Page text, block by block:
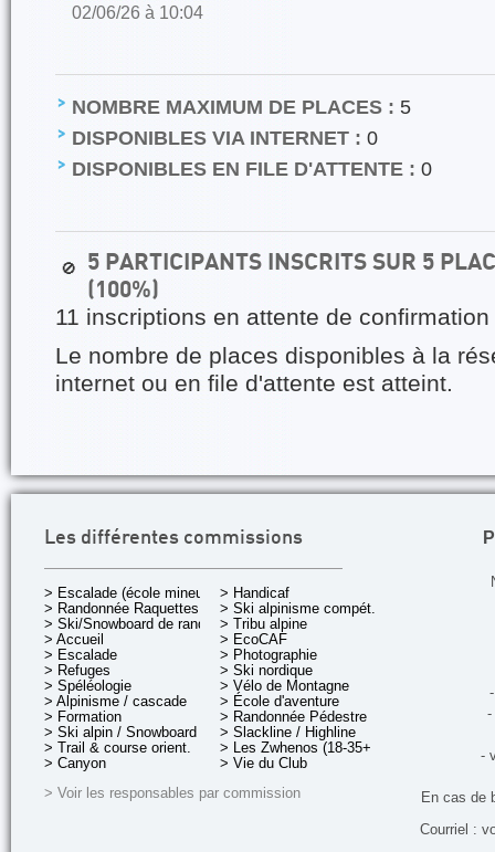
02/06/26 à 10:04
NOMBRE MAXIMUM DE PLACES : 5
DISPONIBLES VIA INTERNET : 0
DISPONIBLES EN FILE D'ATTENTE : 0
🚫
5 PARTICIPANTS INSCRITS SUR 5
(100%)
11 inscriptions en attente de confirmation
Le nombre de places disponibles à la
internet ou en file d'attente est atteint.
Les différentes commissions
> Escalade (école mineurs)
> Randonnée Raquettes
> Ski/Snowboard de rando.
> Accueil
> Escalade
> Refuges
> Spéléologie
> Alpinisme / cascade
> Formation
> Ski alpin / Snowboard
> Trail & course orient.
> Canyon
> Handicaf
> Ski alpinisme compét.
> Tribu alpine
> EcoCAF
> Photographie
> Ski nordique
> Vélo de Montagne
> École d'aventure
> Randonnée Pédestre
> Slackline / Highline
> Les Zwhenos (18-35+ ans)
> Vie du Club
> Voir les responsables par commission
-
-
En cas de
Courriel :